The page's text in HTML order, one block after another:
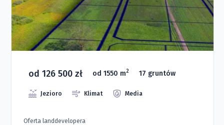
od 126 500 zł od 1550 m2 17 gruntów
Jezioro Klimat Media
Oferta landdevelopera